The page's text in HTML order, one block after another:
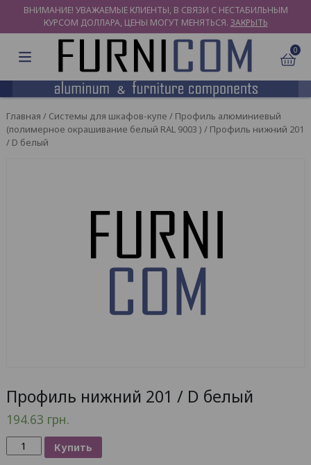
ВНИМАНИЕ! УВАЖАЕМЫЕ КЛИЕНТЫ, В СВЯЗИ С НЕСТАБИЛЬНЫМ
КУРСОМ ДОЛЛАРА, ЦЕНЫ МОГУТ МЕНЯТЬСЯ. ЗАКРЫТЬ
0
Главная / Системы для шкафов-купе / Профиль алюминиевый
(полимерное окрашивание белый RAL 9003 ) / Профиль нижний 201
/ D белый
Профиль нижний 201 / D белый
194.63 грн.
Количество
товара
Купить